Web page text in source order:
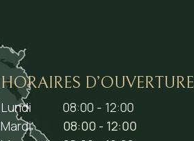
HORAIRES D’OUVERTURE
Lundi
08:00 - 12:00
Mardi
08:00 - 12:00